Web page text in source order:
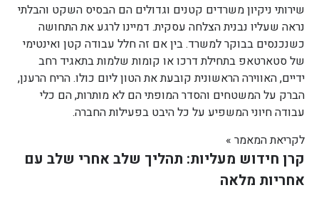
שירותי ניקיון משרדים קטנים וגדולים הם הבסיס השקט והבלתי
נראה שעליו נבנית הצלחה עסקית. דמיינו לרגע את התחושה
כשנכנסים בבוקר למשרד. בין אם זה חלל עבודה קטן ואינטימי
של סטארטאפ בתחילת דרכו או קומות שלמות בתאגיד רחב
ידיים, האווירה הראשונית קובעת את הטון ליום כולו. הריח הרענן,
הברק על המשטחים והסדר המופתי הם לא מותרות, הם כלי
עבודה חיוני המשפיע על כל היבט בפעילות החברה.
לקריאת המאמר »
קרן חידוש מעליות: תהליך שלב אחרי שלב עם
אחריות מלאה